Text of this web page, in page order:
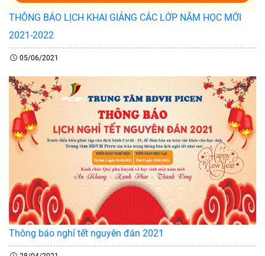
THÔNG BÁO LỊCH KHAI GIẢNG CÁC LỚP NĂM HỌC MỚI
2021-2022
05/06/2021
Thông báo nghỉ tết nguyên đán 2021